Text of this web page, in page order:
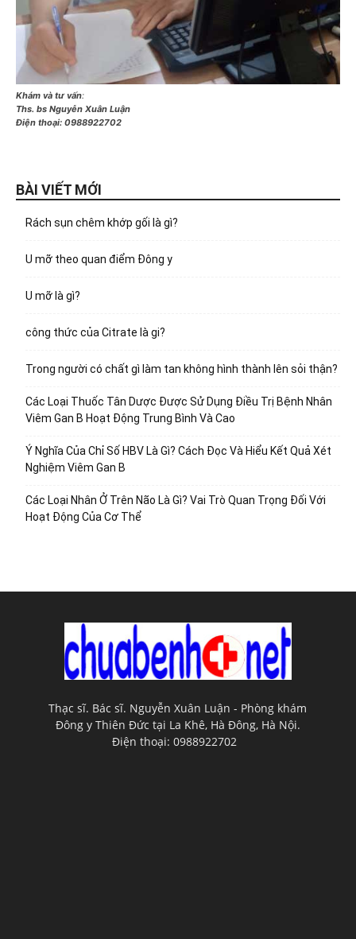
Khám và tư vấn:
Ths. bs Nguyễn Xuân Luận
Điện thoại: 0988922702
BÀI VIẾT MỚI
Rách sụn chêm khớp gối là gì?
U mỡ theo quan điểm Đông y
U mỡ là gì?
công thức của Citrate là gi?
Trong người có chất gì làm tan không hình thành lên sỏi thận?
Các Loại Thuốc Tân Dược Được Sử Dụng Điều Trị Bệnh Nhân
Viêm Gan B Hoạt Động Trung Bình Và Cao
Ý Nghĩa Của Chỉ Số HBV Là Gì? Cách Đọc Và Hiểu Kết Quả Xét
Nghiệm Viêm Gan B
Các Loại Nhân Ở Trên Não Là Gì? Vai Trò Quan Trọng Đối Với
Hoạt Động Của Cơ Thể
Thạc sĩ. Bác sĩ. Nguyễn Xuân Luận - Phòng khám
Đông y Thiên Đức tại La Khê, Hà Đông, Hà Nội.
Điện thoại: 0988922702